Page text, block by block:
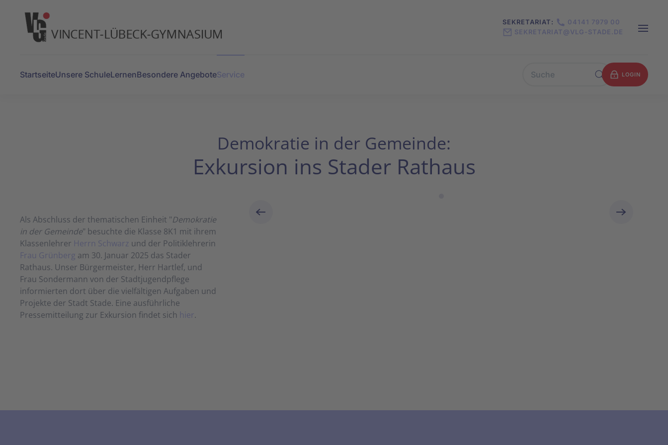
Zum Hauptinhalt springen
SEKRETARIAT:
04141 7979 00
SEKRETARIAT@VLG-STADE.DE
StartseiteUnsere SchuleLernenBesondere AngeboteService LOGIN
Demokratie in der Gemeinde:
Exkursion ins Stader Rathaus
Als Abschluss der thematischen Einheit "Demokratie
in der Gemeinde" besuchte die Klasse 8K1 mit ihrem
Klassenlehrer Herrn Schwarz und der Politiklehrerin
Frau Grünberg am 30. Januar 2025 das Stader
Rathaus. Unser Bürgermeister, Herr Hartlef, und
Frau Sondermann von der Stadtjugendpflege
informierten dort über die vielfältigen Aufgaben und
Projekte der Stadt Stade. Eine ausführliche
Pressemitteilung zur Exkursion findet sich hier.